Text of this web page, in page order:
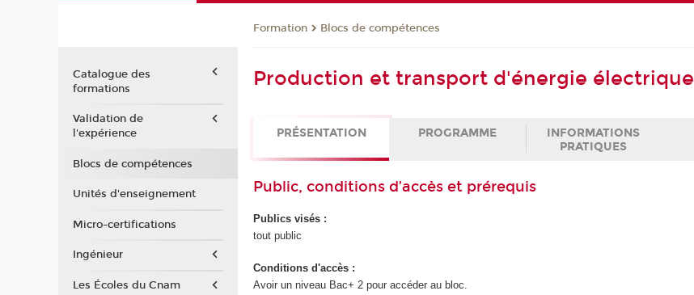
Formation Blocs de compétences
Production et transport d'énergie électrique
PRÉSENTATION PROGRAMME
INFORMATIONS
PRATIQUES
Public, conditions d’accès et prérequis
Publics visés :
tout public
Conditions d'accès :
Avoir un niveau Bac+ 2 pour accéder au bloc.
Catalogue des
formations
Validation de
l'expérience
Blocs de compétences
Unités d'enseignement
Micro-certifications
Ingénieur
Les Écoles du Cnam